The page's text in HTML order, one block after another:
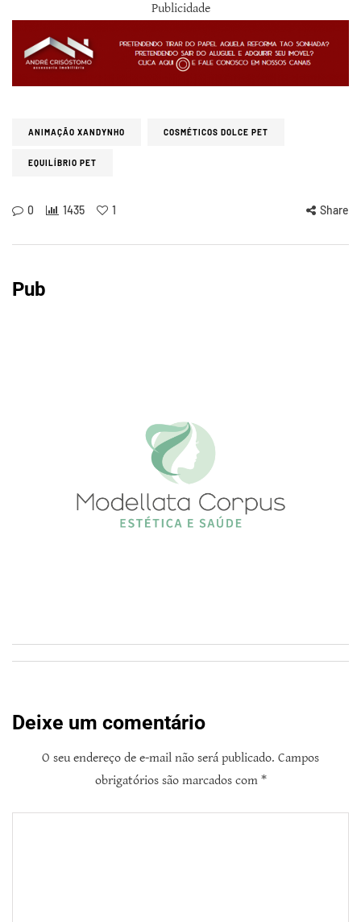
Publicidade
ANIMAÇÃO XANDYNHO COSMÉTICOS DOLCE PET
EQUILÍBRIO PET
0 1435 1 Share
Pub
Deixe um comentário
O seu endereço de e-mail não será publicado. Campos
obrigatórios são marcados com *